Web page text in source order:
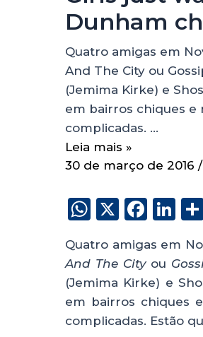
Dunham
Quatro amigas em
And The City ou
(Jemima Kirke) e
em bairros chiques e
complicadas. …
Leia mais »
30 de março de 2016 /
W
a
ts
A
p
X
F
c
e
b
o
Li
k
e
dI
n
Quatro amigas em
And The Cityou
(Jemima Kirke) e
em bairros chiques
complicadas. Estão